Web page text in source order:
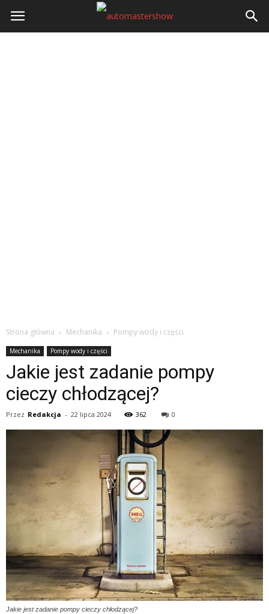
Strona główna Mechanika Pompy wody i części
Mechanika Pompy wody i części
Jakie jest zadanie pompy
cieczy chłodzącej?
Przez Redakcja - 22 lipca 2024 362 0
Jakie jest zadanie pompy cieczy chłodzącej?